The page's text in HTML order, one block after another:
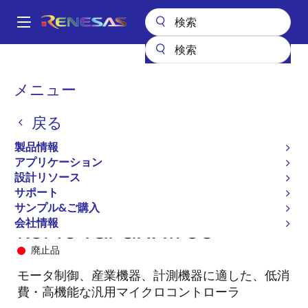
ン
Main
メニュー
戻る
製品情報
アプリケーション
設計リソース
サポート
サンプル&ご購入
会社情報
パ
く
ず
マイクロコントローラとマイクロプロセッサ
R5F104GFGNA#U0
廃止品
モータ制御、産業機器、計測機器に適した、低消
費・高機能な汎用マイクロコントローラ